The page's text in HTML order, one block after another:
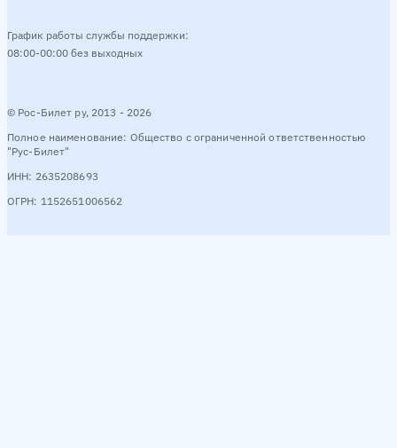
© Рос-Билет ру, 2013 - 2026
Полное наименование: Общество с ограниченной ответственностью
"Рус-Билет"
ИНН: 2635208693
ОГРН: 1152651006562
График работы службы поддержки:
08:00-00:00 без выходных